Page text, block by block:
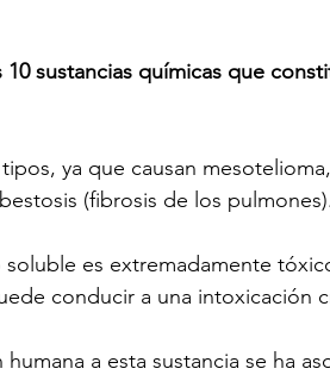
10 sustancias químicas que
ya que causan
(fibrosis de los pulmones).
es extremadamente
conducir a una intoxicación
humana a esta sustancia se ha